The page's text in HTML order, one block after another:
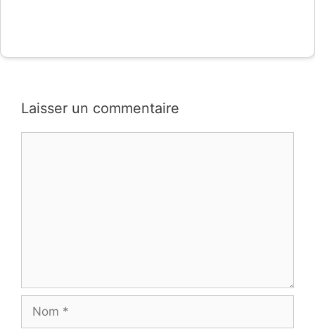
Laisser un commentaire